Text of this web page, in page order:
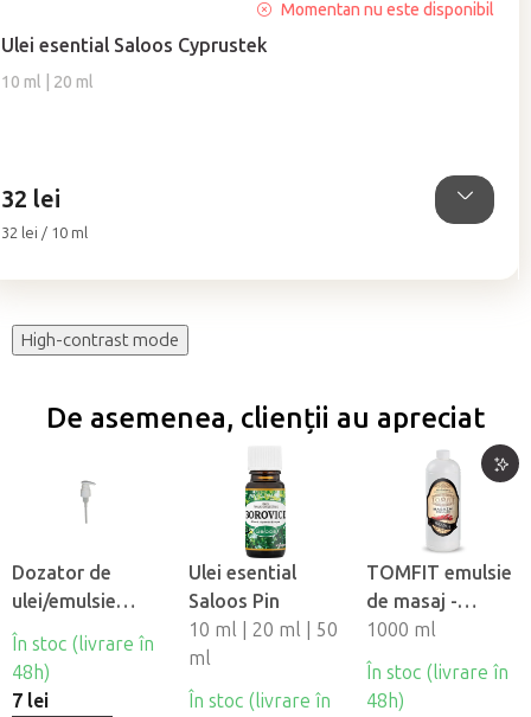
Ulei esential Saloos Cyprustek
10 ml | 20 ml
Momentan nu este disponibil
32 lei
Evaluare
32 lei / 10 ml
High-contrast mode
De asemenea, clienții au apreciat
Dozator de
ulei/emulsie
Tomfit
În stoc (livrare în
48h)
7 lei
Ulei esential
Saloos Pin
10 ml | 20 ml | 50
ml
În stoc (livrare în
TOMFIT emulsie
de masaj -
incalzire
1000 ml
În stoc (livrare în
48h)